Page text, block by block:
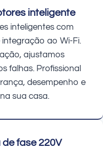
inteligente
inteligentes com
ao Wi-Fi.
ajustamos
falhas. Profissional
desempenho e
sua casa.
fase 220V